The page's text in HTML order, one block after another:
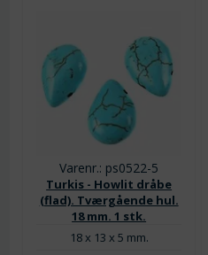
Varenr.: ps0522-5
Turkis - Howlit dråbe
(flad). Tværgående hul.
18 mm. 1 stk.
18 x 13 x 5 mm.